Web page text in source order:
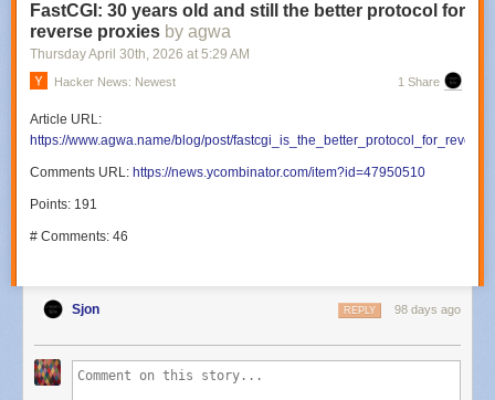
FastCGI: 30 years old and still the better protocol for
reverse proxies by agwa
Thursday April 30th, 2026 at 5:29 AM
Hacker News: Newest 1 Share
Article URL:
https://www.agwa.name/blog/post/
Comments URL: https://news.ycombinator.com/item?id=47950510
Points: 191
# Comments: 46
Sjon 98 days ago
REPLY